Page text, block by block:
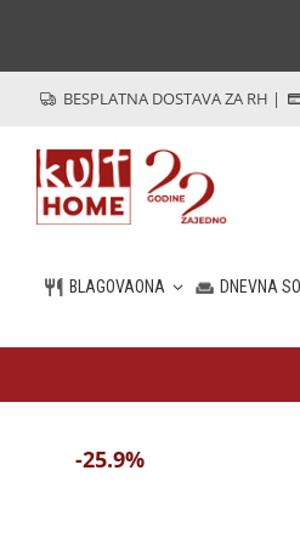
BESPLATNA DOSTAVA ZA RH |
BLAGOVAONA DNEVNA
HR
-25.9%